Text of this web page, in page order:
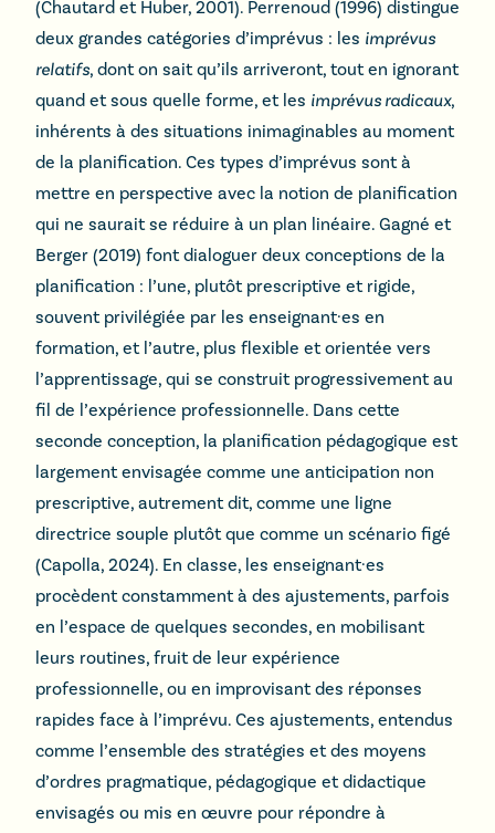
(Chautard et Huber, 2001). Perrenoud (1996) distingue
deux grandes catégories d’imprévus : les imprévus
relatifs, dont on sait qu’ils arriveront, tout en ignorant
quand et sous quelle forme, et les imprévus radicaux,
inhérents à des situations inimaginables au moment
de la planification. Ces types d’imprévus sont à
mettre en perspective avec la notion de planification
qui ne saurait se réduire à un plan linéaire. Gagné et
Berger (2019) font dialoguer deux conceptions de la
planification : l’une, plutôt prescriptive et rigide,
souvent privilégiée par les enseignant·es en
formation, et l’autre, plus flexible et orientée vers
l’apprentissage, qui se construit progressivement au
fil de l’expérience professionnelle. Dans cette
seconde conception, la planification pédagogique est
largement envisagée comme une anticipation non
prescriptive, autrement dit, comme une ligne
directrice souple plutôt que comme un scénario figé
(Capolla, 2024). En classe, les enseignant·es
procèdent constamment à des ajustements, parfois
en l’espace de quelques secondes, en mobilisant
leurs routines, fruit de leur expérience
professionnelle, ou en improvisant des réponses
rapides face à l’imprévu. Ces ajustements, entendus
comme l’ensemble des stratégies et des moyens
d’ordres pragmatique, pédagogique et didactique
envisagés ou mis en œuvre pour répondre à